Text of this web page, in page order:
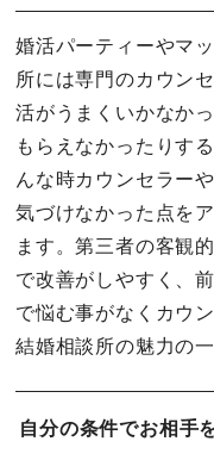
婚活パーティーやマ
所には専門のカウン
活がうまくいかなか
もらえなかったりす
んな時カウンセラー
気づけなかった点を
ます。第三者の客観
で改善がしやすく、
で悩む事がなくカウ
結婚相談所の魅力の
自分の条件でお相手